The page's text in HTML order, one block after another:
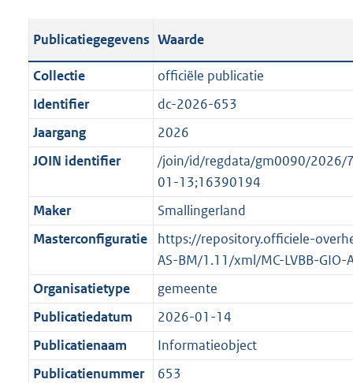
l
c
a
t
i
e
n
f
o
m
a
a
t
o
t
e
:
2
K
b
i
c
a
t
i
i
n
f
r
m
a
a
t
o
t
t
e
:
o
b
e
k
n
d
t
a
n
d
g
r
o
o
t
t
e
:
1
K
b
Publicatiegegevens Waarde
Collectie
officiële publicatie
Identifier
dc-2026-653
Jaargang
2026
JOIN identifier
/join/id/regdata/gm0090/2026/
01-13;16390194
Maker
Smallingerland
Masterconfiguratie
https://repository.officiele-
AS-BM/1.11/xml/MC-LVBB-GIO-
Organisatietype
gemeente
Publicatiedatum
2026-01-14
Publicatienaam
Informatieobject
Publicatienummer
653